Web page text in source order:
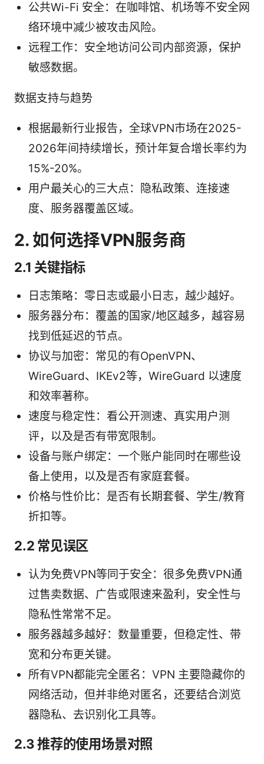
公共Wi-Fi 安全：在咖啡馆、机场等不安全网
络环境中减少被攻击风险。
远程工作：安全地访问公司内部资源，保护
敏感数据。
数据支持与趋势
根据最新行业报告，全球VPN市场在2025-
2026年间持续增长，预计年复合增长率约为
15%-20%。
用户最关心的三大点：隐私政策、连接速
度、服务器覆盖区域。
2. 如何选择VPN服务商
2.1 关键指标
日志策略：零日志或最小日志，越少越好。
服务器分布：覆盖的国家/地区越多，越容易
找到低延迟的节点。
协议与加密：常见的有OpenVPN、
WireGuard、IKEv2等，WireGuard 以速度
和效率著称。
速度与稳定性：看公开测速、真实用户测
评，以及是否有带宽限制。
设备与账户绑定：一个账户能同时在哪些设
备上使用，以及是否有家庭套餐。
价格与性价比：是否有长期套餐、学生/教育
折扣等。
2.2 常见误区
认为免费VPN等同于安全：很多免费VPN通
过售卖数据、广告或限速来盈利，安全性与
隐私性常常不足。
服务器越多越好：数量重要，但稳定性、带
宽和分布更关键。
所有VPN都能完全匿名：VPN 主要隐藏你的
网络活动，但并非绝对匿名，还要结合浏览
器隐私、去识别化工具等。
2.3 推荐的使用场景对照